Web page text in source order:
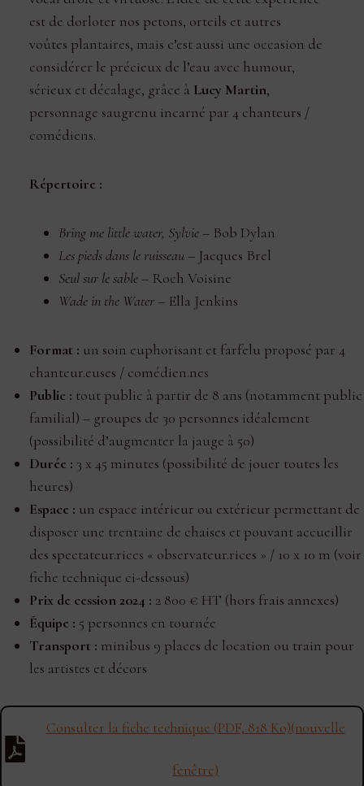
est de dorloter nos petons, orteils et autres
voûtes plantaires, mais c’est aussi une occasion de
considérer le précieux de l’eau avec humour,
sérieux et décalage, grâce à Lucy Martin,
personnage saugrenu incarné par 4 chanteurs /
comédiens.
Répertoire :
Bring me little water, Sylvie– Bob Dylan
Les pieds dans le ruisseau – Jacques Brel
Seul sur le sable– Roch Voisine
Wade in the Water– Ella Jenkins
Format : un soin euphorisant et farfelu proposé par 4
chanteur.euses / comédien.nes
Public : tout public à partir de 8 ans (notamment public
familial) – groupes de 30 personnes idéalement
(possibilité d’augmenter la jauge à 50)
Durée : 3 x 45 minutes (possibilité de jouer toutes les
heures)
Espace : un espace intérieur ou extérieur permettant de
disposer une trentaine de chaises et pouvant accueillir
des spectateur.rices « observateur.rices » / 10 x 10 m (voir
fiche technique ci-dessous)
Prix de cession 2024 : 2 800 € HT (hors frais annexes)
Équipe : 5 personnes en tournée
Transport : minibus 9 places de location ou train pour
les artistes et décors
Consulter la fiche technique (PDF, 818 Ko)(nouvelle
fenêtre)